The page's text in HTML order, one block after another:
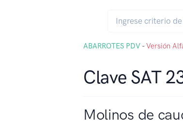
ABARROTES PDV -Versión
Clave SAT
Molinos de